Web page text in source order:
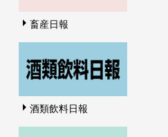
畜産日報
酒類飲料日報